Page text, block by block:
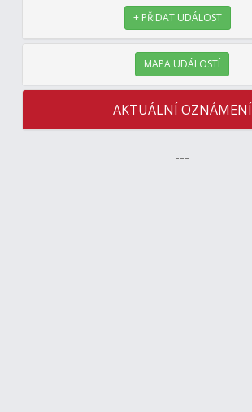
+ PŘIDAT UDÁLOST
MAPA UDÁLOSTÍ
AKTUÁLNÍ OZNÁMENÍ
---